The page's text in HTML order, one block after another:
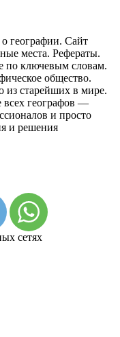
географии. Сайт
места. Рефераты.
по ключевым словам.
общество.
из старейших в мире.
всех географов —
и просто
и решения
сетях